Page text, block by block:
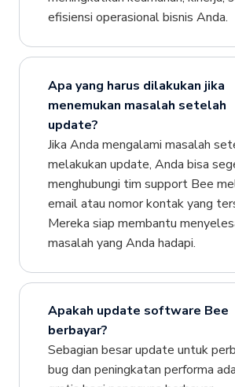
efisiensi operasional bisnis Anda.
Apa yang harus dilakukan jika
menemukan masalah setelah
update?
Jika Anda mengalami masalah
melakukan update, Anda bisa
menghubungi tim support Bee
email atau nomor kontak yang
Mereka siap membantu
masalah yang Anda hadapi.
Apakah update software Bee
berbayar?
Sebagian besar update untuk
bug dan peningkatan performa